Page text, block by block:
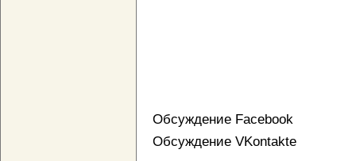
Обсуждение Facebook
Обсуждение VKontakte